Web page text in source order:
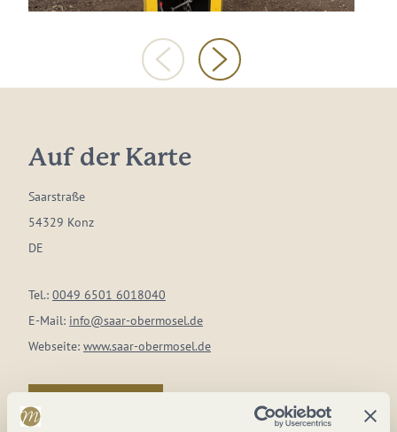
Auf der Karte
Saarstraße
54329 Konz
DE
Tel.: 0049 6501 6018040
E-Mail: info@saar-obermosel.de
Webseite: www.saar-obermosel.de